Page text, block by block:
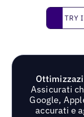
Try it now
TRY
Assicurati
Google,
accurati e